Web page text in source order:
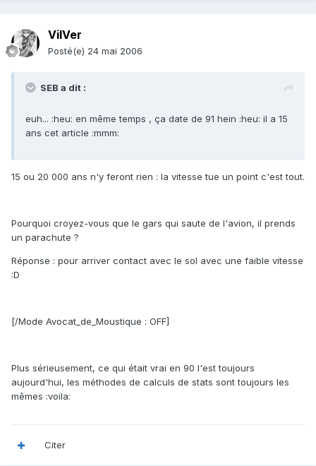
VilVer
Posté(e) 24 mai 2006
SEB a dit :
euh... :heu: en même temps , ça date de 91 hein :heu: il a 15
ans cet article :mmm:
15 ou 20 000 ans n'y feront rien : la vitesse tue un point c'est tout.
Pourquoi croyez-vous que le gars qui saute de l'avion, il prends
un parachute ?
Réponse : pour arriver contact avec le sol avec une faible vitesse
:D
[/Mode Avocat_de_Moustique : OFF]
Plus sérieusement, ce qui était vrai en 90 l'est toujours
aujourd'hui, les méthodes de calculs de stats sont toujours les
mêmes :voila:
Citer